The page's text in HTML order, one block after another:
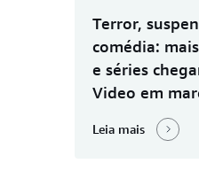
Terror,
comédia:
e séries
Video em
Leia mais